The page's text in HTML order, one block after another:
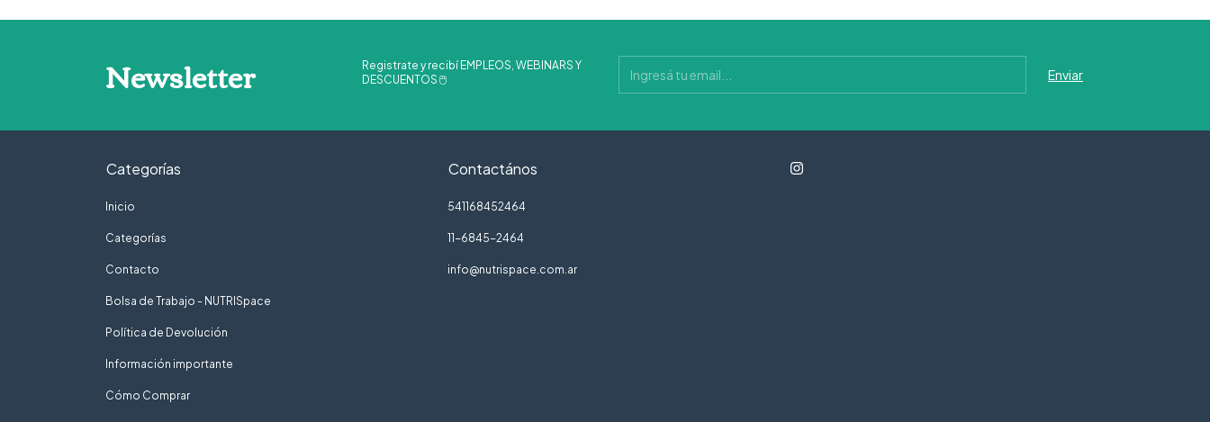
Newsletter
Registrate y recibí EMPLEOS, WEBINARS Y
DESCUENTOS 🖱
Categorías
Inicio
Categorías
Contacto
Bolsa de Trabajo - NUTRISpace
Política de Devolución
Información importante
Cómo Comprar
Contactános
541168452464
11-6845-2464
info@nutrispace.com.ar